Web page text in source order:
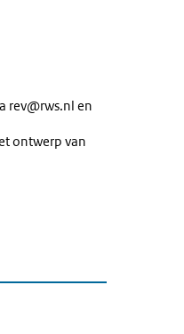
rev@rws.nl en
ontwerp van